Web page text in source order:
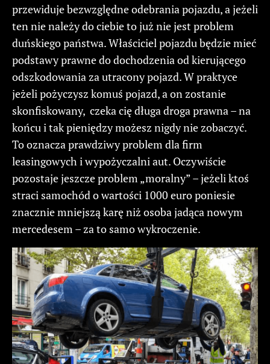
przewiduje bezwzględne odebrania pojazdu, a jeżeli
ten nie należy do ciebie to już nie jest problem
duńskiego państwa. Właściciel pojazdu będzie mieć
podstawy prawne do dochodzenia od kierującego
odszkodowania za utracony pojazd. W praktyce
jeżeli pożyczysz komuś pojazd, a on zostanie
skonfiskowany, czeka cię długa droga prawna – na
końcu i tak pieniędzy możesz nigdy nie zobaczyć.
To oznacza prawdziwy problem dla firm
leasingowych i wypożyczalni aut. Oczywiście
pozostaje jeszcze problem „moralny” – jeżeli ktoś
straci samochód o wartości 1000 euro poniesie
znacznie mniejszą karę niż osoba jadąca nowym
mercedesem – za to samo wykroczenie.